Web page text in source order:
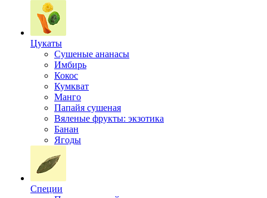
Цукаты
Cушеные ананасы
Имбирь
Кокос
Кумкват
Манго
Папайя сушеная
Вяленые фрукты: экзотика
Банан
Ягоды
Специи